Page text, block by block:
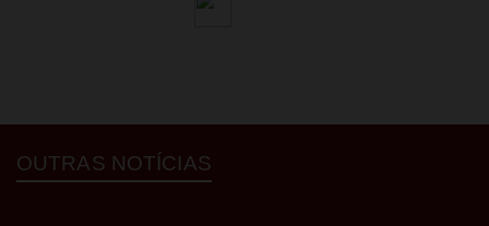
OUTRAS NOTÍCIAS